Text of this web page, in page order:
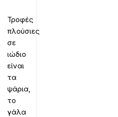
Τροφές
πλούσιες
σε
ιώδιο
είναι
τα
ψάρια,
το
γάλα